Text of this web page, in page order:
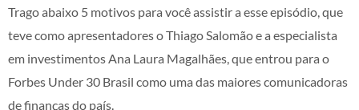
Trago abaixo 5 motivos para você assistir a esse episódio, que
teve como apresentadores o Thiago Salomão e a especialista
em investimentos Ana Laura Magalhães, que entrou para o
Forbes Under 30 Brasil como uma das maiores comunicadoras
de finanças do país.